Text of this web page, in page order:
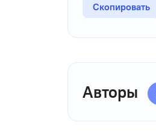
Скопировать
Авторы